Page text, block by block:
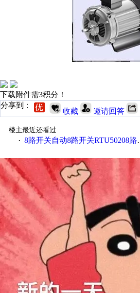
下载附件需3积分！
分享到：
收藏 邀请回答
楼主最近还看过
· 8路开关自动8路开关RTU50208路开关金鸽RTU5021